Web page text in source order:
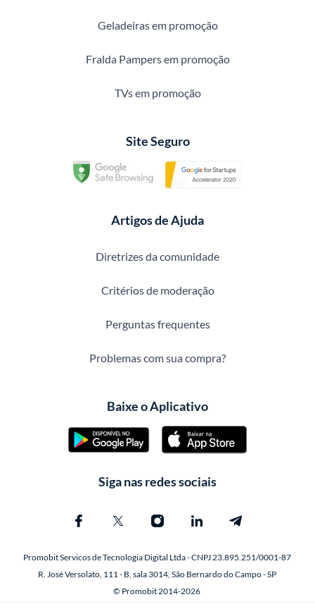
Geladeiras em promoção
Fralda Pampers em promoção
TVs em promoção
Site Seguro
Artigos de Ajuda
Diretrizes da comunidade
Critérios de moderação
Perguntas frequentes
Problemas com sua compra?
Baixe o Aplicativo
Siga nas redes sociais
Promobit Servicos de Tecnologia Digital Ltda - CNPJ 23.895.251/0001-87
R. José Versolato, 111 - B, sala 3014, São Bernardo do Campo - SP
© Promobit 2014-2026